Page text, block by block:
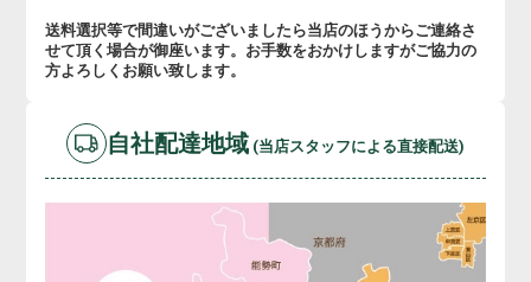
送料選択等で間違いがございましたら当店のほうからご連絡さ
せて頂く場合が御座います。お手数をおかけしますがご協力の
方よろしくお願い致します。
自社配達地域 (当店スタッフによる直接配送)